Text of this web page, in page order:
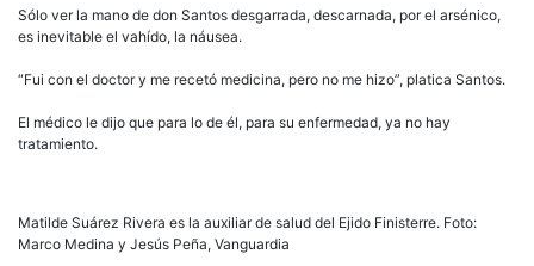
Sólo ver la mano de don Santos desgarrada, descarnada, por el arsénico,
es inevitable el vahído, la náusea.
“Fui con el doctor y me recetó medicina, pero no me hizo”, platica Santos.
El médico le dijo que para lo de él, para su enfermedad, ya no hay
tratamiento.
Matilde Suárez Rivera es la auxiliar de salud del Ejido Finisterre. Foto:
Marco Medina y Jesús Peña, Vanguardia